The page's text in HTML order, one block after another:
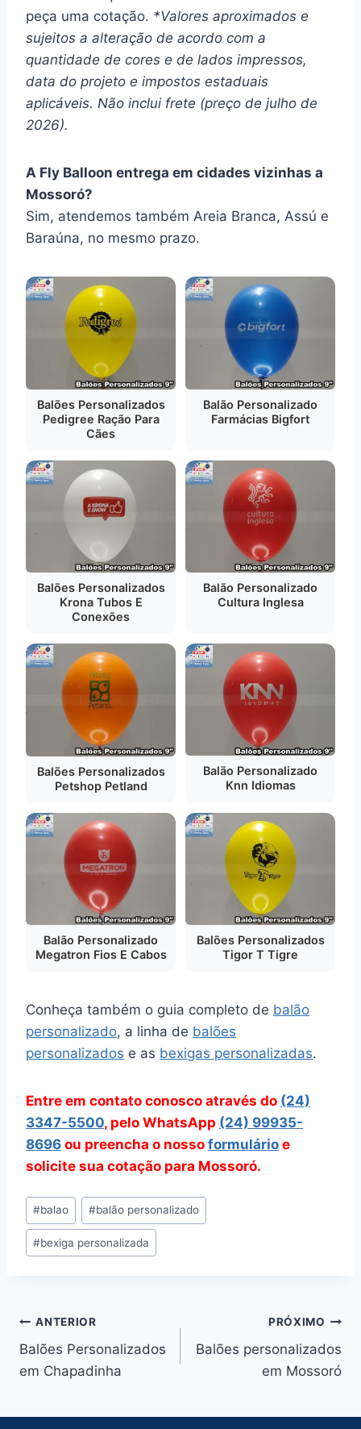
peça uma cotação. *Valores aproximados e
sujeitos a alteração de acordo com a
quantidade de cores e de lados impressos,
data do projeto e impostos estaduais
aplicáveis. Não inclui frete (preço de julho de
2026).
A Fly Balloon entrega em cidades vizinhas a
Mossoró?
Sim, atendemos também Areia Branca, Assú e
Baraúna, no mesmo prazo.
Balões Personalizados
Pedigree Ração Para
Cães
Balão Personalizado
Farmácias Bigfort
Balões Personalizados
Krona Tubos E
Conexões
Balão Personalizado
Cultura Inglesa
Balões Personalizados
Petshop Petland
Balão Personalizado
Knn Idiomas
Balão Personalizado
Megatron Fios E Cabos
Balões Personalizados
Tigor T Tigre
Conheça também o guia completo de balão
personalizado, a linha de balões
personalizados e as bexigas personalizadas.
Entre em contato conosco através do (24)
3347-5500, pelo WhatsApp (24) 99935-
8696 ou preencha o nosso formulário e
solicite sua cotação para Mossoró.
Tags
do
Post:
#balao #balão personalizado
#bexiga personalizada
Navegação
de
ANTERIOR
Balões Personalizados
em Chapadinha
PRÓXIMO
Balões personalizados
em Mossoró